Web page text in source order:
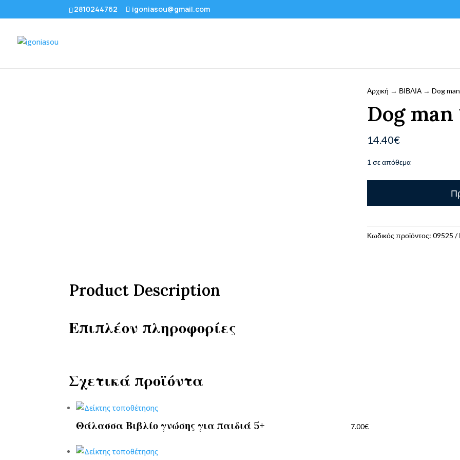
2810244762 igoniasou@gmail.com
Αρχική → ΒΙΒΛΙΑ→ Dog man
Dog man
14.40€
1 σε απόθεμα
1
Κωδικός προϊόντος: 09525
Product Description
Επιπλέον πληροφορίες
Σχετικά προϊόντα
Θάλασσα Βιβλίο γνώσης για παιδιά 5+ 7.00€